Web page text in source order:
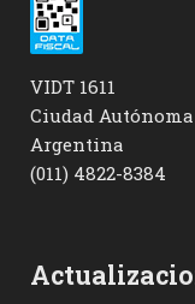
VIDT 1611
Ciudad
Argentina
(011) 4822-8384